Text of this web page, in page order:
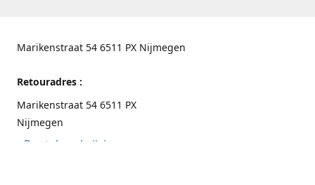
Marikenstraat 54 6511 PX Nijmegen
Retouradres :
Marikenstraat 54 6511 PX
Nijmegen
Routebeschrijving